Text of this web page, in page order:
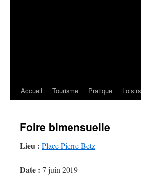
Accueil Tourisme Pratique Loisirs
Foire bimensuelle
Lieu : Place Pierre Betz
Date : 7 juin 2019